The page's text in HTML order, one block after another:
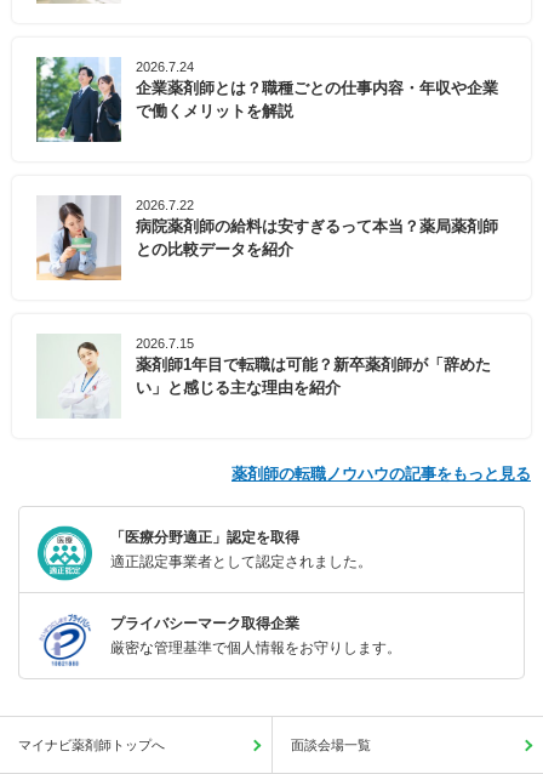
2026.7.24
企業薬剤師とは？職種ごとの仕事内容・年収や企業
で働くメリットを解説
2026.7.22
病院薬剤師の給料は安すぎるって本当？薬局薬剤師
との比較データを紹介
2026.7.15
薬剤師1年目で転職は可能？新卒薬剤師が「辞めた
い」と感じる主な理由を紹介
薬剤師の転職ノウハウの記事をもっと見る
「医療分野適正」認定を取得
適正認定事業者として認定されました。
プライバシーマーク取得企業
厳密な管理基準で個人情報をお守りします。
マイナビ薬剤師トップへ 面談会場一覧